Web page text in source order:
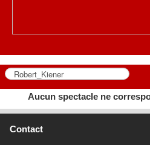
Aucun spectacle ne
Contact